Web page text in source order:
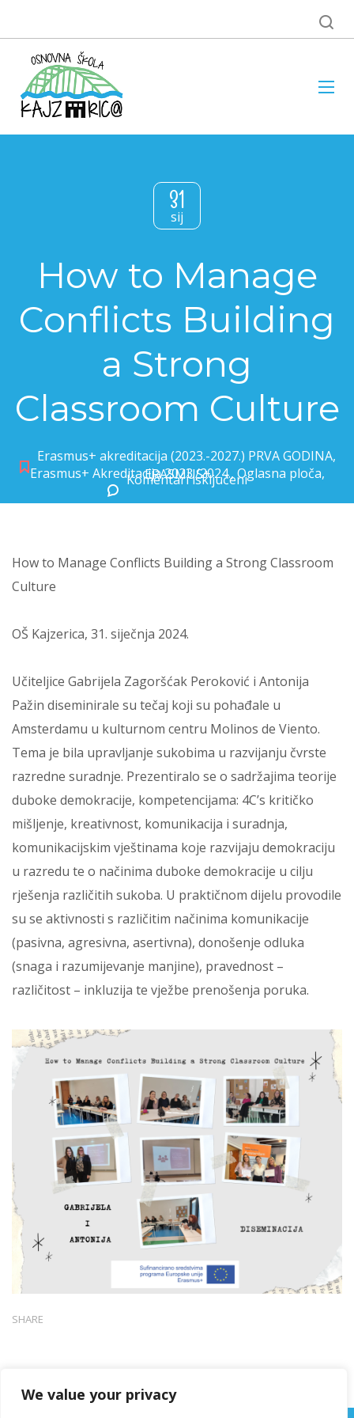
We value your privacy
31
sij
How to Manage
Conflicts Building
a Strong
Classroom Culture
Erasmus+ akreditacija (2023.-2027.) PRVA GODINA,
Erasmus+ Akreditacija 2023./2024.,Oglasna ploča,
ERASMUS+
Komentari isključeniza How to Manage Conflicts Building a Strong Classroom Culture
How to Manage Conflicts Building a Strong Classroom
Culture
OŠ Kajzerica, 31. siječnja 2024.
Učiteljice Gabrijela Zagoršćak Peroković i Antonija
Pažin diseminirale su tečaj koji su pohađale u
Amsterdamu u kulturnom centru Molinos de Viento.
Tema je bila upravljanje sukobima u razvijanju čvrste
razredne suradnje. Prezentiralo se o sadržajima teorije
duboke demokracije, kompetencijama: 4C’s kritičko
mišljenje, kreativnost, komunikacija i suradnja,
komunikacijskim vještinama koje razvijaju demokraciju
u razredu te o načinima duboke demokracije u cilju
rješenja različitih sukoba. U praktičnom dijelu provodile
su se aktivnosti s različitim načinima komunikacije
(pasivna, agresivna, asertivna), donošenje odluka
(snaga i razumijevanje manjine), pravednost –
različitost – inkluzija te vježbe prenošenja poruka.
SHARE